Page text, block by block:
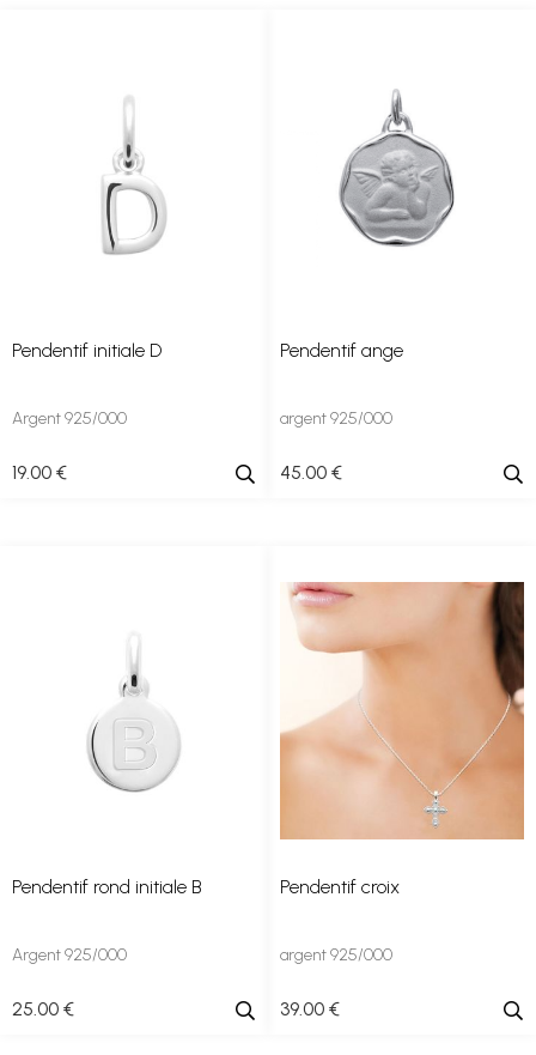
Pendentif initiale D
Argent 925/000
19.00 €
Pendentif ange
argent 925/000
45.00 €
Pendentif rond initiale B
Argent 925/000
25.00 €
Pendentif croix
argent 925/000
39.00 €